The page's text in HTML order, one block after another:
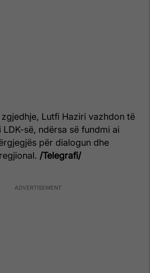
zgjedhje, Lutfi Haziri vazhdon të
së, ndërsa së fundmi ai
për dialogun dhe
/Telegrafi/